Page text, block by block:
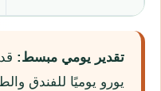
تقدير يومي مبسط:
يورو يوميًا للفندق